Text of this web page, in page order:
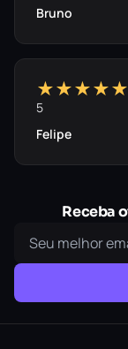
Bruno
★★★★★
5
Felipe
Receba